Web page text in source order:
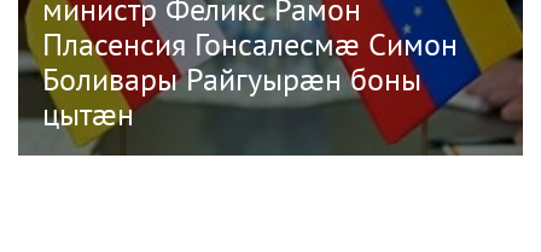
министр Феликс Рамон
Пласенсия Гонсалесмæ Симон
Боливары Райгуырæн боны
цытæн